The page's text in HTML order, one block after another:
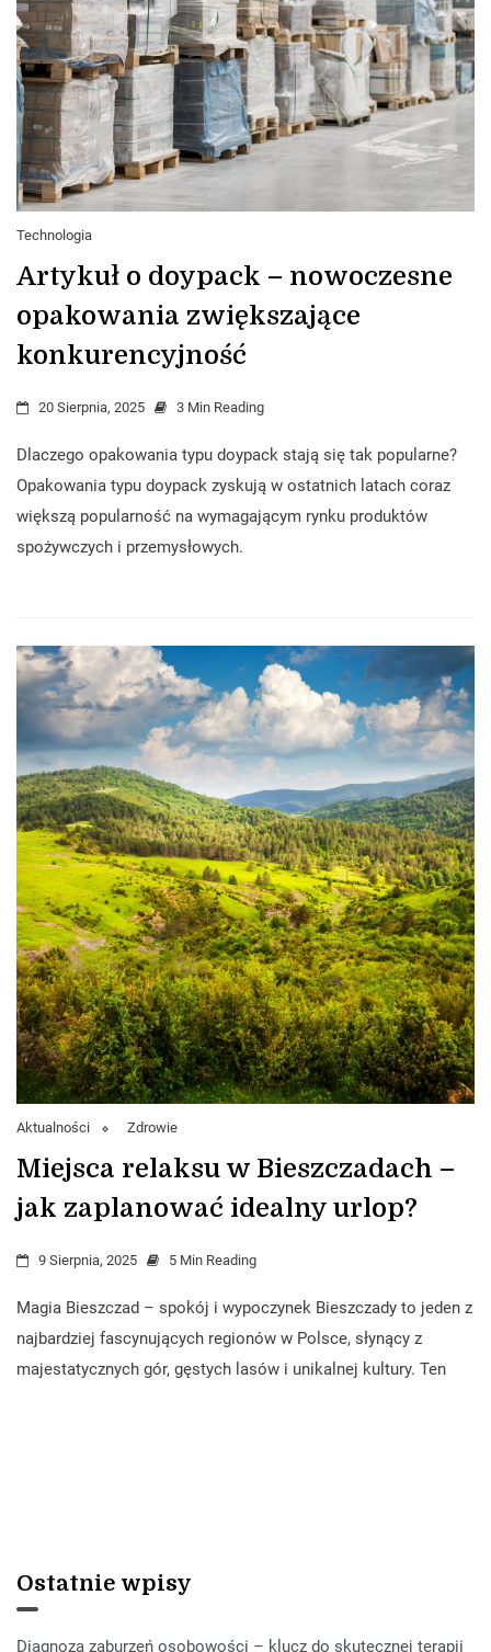
Technologia
Artykuł o doypack – nowoczesne
opakowania zwiększające
konkurencyjność
20 Sierpnia, 2025 3 Min Reading
Dlaczego opakowania typu doypack stają się tak popularne?
Opakowania typu doypack zyskują w ostatnich latach coraz
większą popularność na wymagającym rynku produktów
spożywczych i przemysłowych.
Aktualności Zdrowie
Miejsca relaksu w Bieszczadach –
jak zaplanować idealny urlop?
9 Sierpnia, 2025 5 Min Reading
Magia Bieszczad – spokój i wypoczynek Bieszczady to jeden z
najbardziej fascynujących regionów w Polsce, słynący z
majestatycznych gór, gęstych lasów i unikalnej kultury. Ten
Ostatnie wpisy
Diagnoza zaburzeń osobowości – klucz do skutecznej terapii